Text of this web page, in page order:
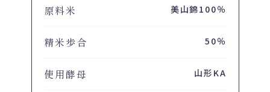
原料米 美山錦100％
精米歩合 50％
使用酵母 山形KA